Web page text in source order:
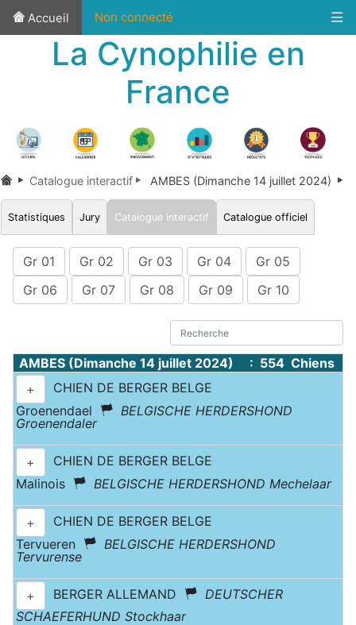
Accueil Non connecté
La Cynophilie en
France
Catalogue interactif AMBES (Dimanche 14 juillet 2024)
Statistiques Jury Catalogue interactif Catalogue officiel
Gr 01 Gr 02 Gr 03 Gr 04
Gr 05
Gr 06
Gr 07 Gr 08 Gr 09 Gr 10
AMBES (Dimanche 14 juillet 2024) : 554 Chiens
+
CHIEN DE BERGER BELGE
Groenendael
BELGISCHE HERDERSHOND
Groenendaler
+
CHIEN DE BERGER BELGE
Malinois
BELGISCHE HERDERSHOND Mechelaar
+
CHIEN DE BERGER BELGE
Tervueren
BELGISCHE HERDERSHOND
Tervurense
+ BERGER ALLEMAND
DEUTSCHER
SCHAEFERHUND Stockhaar